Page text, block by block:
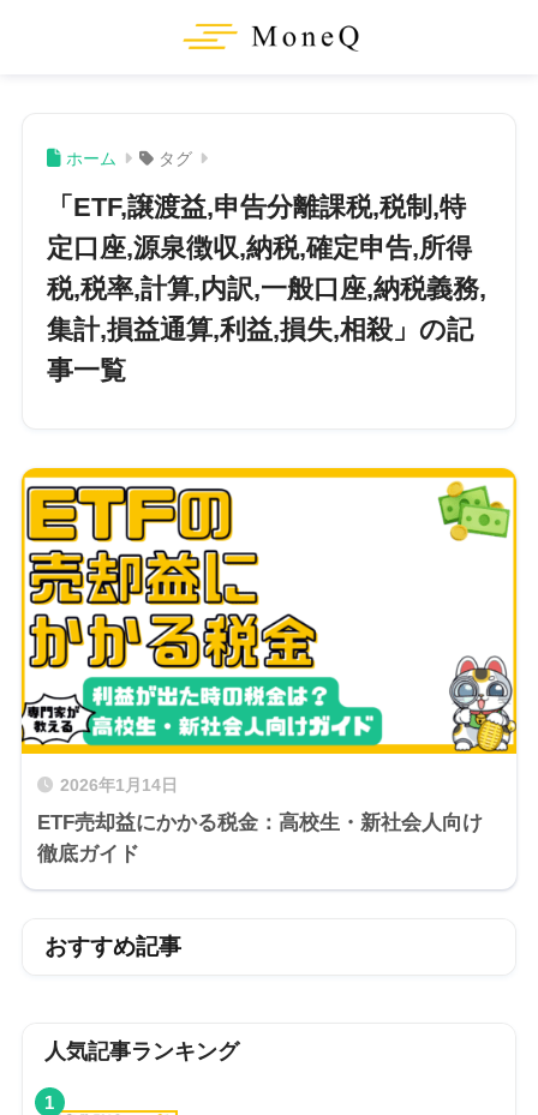
ホーム タグ
「ETF,譲渡益,申告分離課税,税制,特
定口座,源泉徴収,納税,確定申告,所得
税,税率,計算,内訳,一般口座,納税義務,
集計,損益通算,利益,損失,相殺」の記
事一覧
2026年1月14日
ETF売却益にかかる税金：高校生・新社会人向け
徹底ガイド
おすすめ記事
人気記事ランキング
1